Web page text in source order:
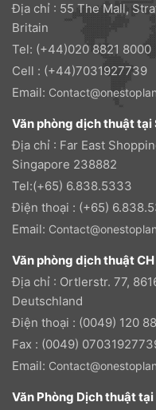
Địa chỉ : 55 The Mall,
Britain
Tel: (+44)020 8821 8000
Cell : (+44)7031927739
Email:
Văn phòng dịch thuật tại
Địa chỉ : Far East
Singapore 238882
Tel:(+65) 6.838.5333
Điện thoại : (+65)
Email:
Văn phòng dịch thuật
Địa chỉ : Ortlerstr. 77,
Deutschland
Điện thoại : (0049) 120
Fax : (0049)
Email:
Văn Phòng Dịch thuật tại